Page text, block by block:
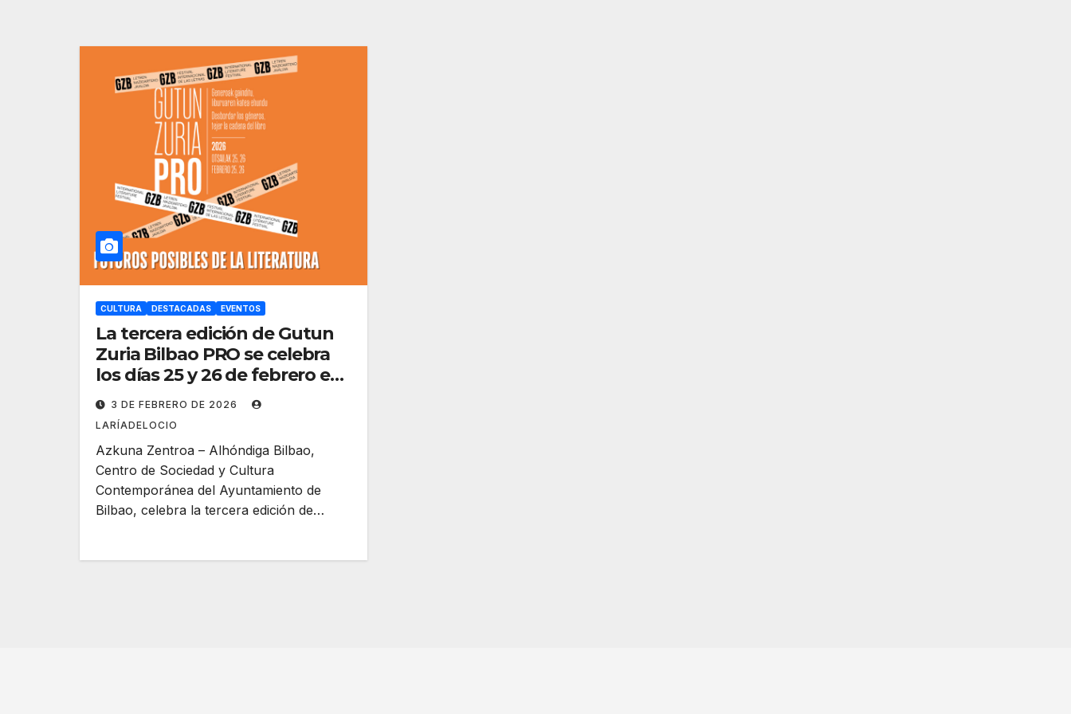
CULTURA DESTACADAS EVENTOS
La tercera edición de Gutun
Zuria Bilbao PRO se celebra
los días 25 y 26 de febrero en
el marco del Festival
Internacional de las Letras
3 DE FEBRERO DE 2026
LARÍADELOCIO
Azkuna Zentroa – Alhóndiga Bilbao,
Centro de Sociedad y Cultura
Contemporánea del Ayuntamiento de
Bilbao, celebra la tercera edición de…